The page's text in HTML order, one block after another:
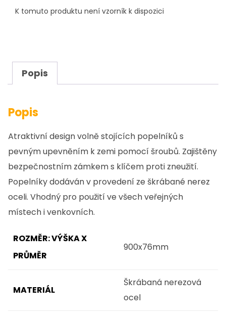
K tomuto produktu není vzorník k dispozici
Popis
Popis
Atraktivní design volně stojících popelníků s
pevným upevněním k zemi pomocí šroubů. Zajištěny
bezpečnostním zámkem s klíčem proti zneužití.
Popelníky dodáván v provedení ze škrábané nerez
oceli. Vhodný pro použití ve všech veřejných
místech i venkovních.
ROZMĚR: VÝŠKA X
PRŮMĚR
900x76mm
MATERIÁL
Škrábaná nerezová
ocel